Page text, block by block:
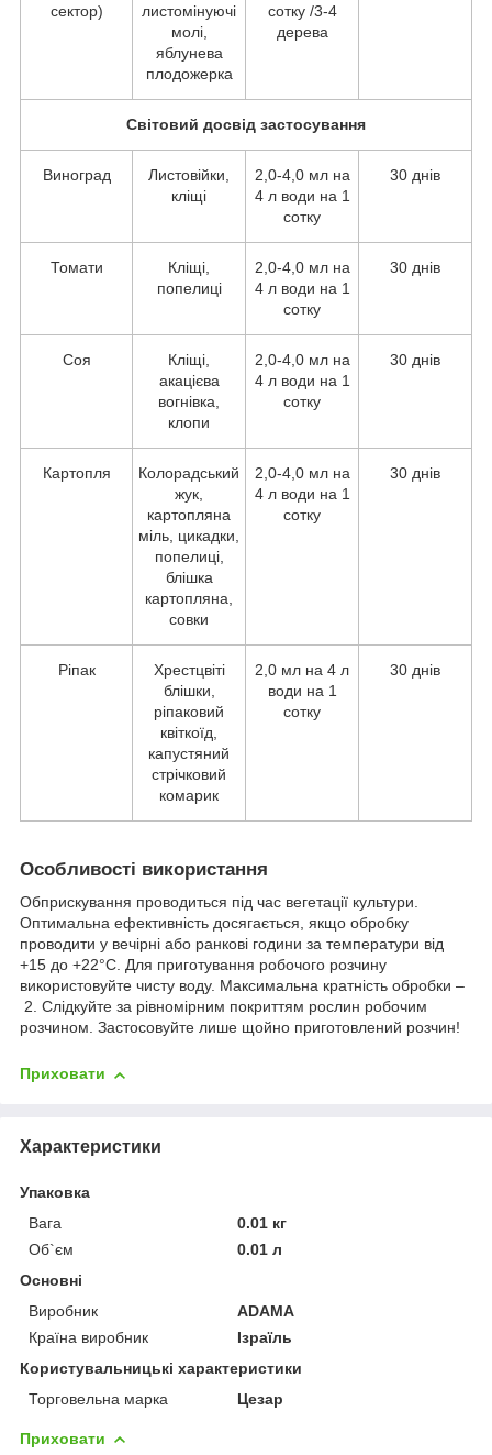
сектор)
листомінуючі
молі,
яблунева
плодожерка
сотку /3-4
дерева
Світовий досвід застосування
Виноград
Листовійки,
кліщі
2,0-4,0 мл на
4 л води на 1
сотку
30 днів
Томати
Кліщі,
попелиці
2,0-4,0 мл на
4 л води на 1
сотку
30 днів
Соя
Кліщі,
акацієва
вогнівка,
клопи
2,0-4,0 мл на
4 л води на 1
сотку
30 днів
Картопля
Колорадський
жук,
картопляна
міль, цикадки,
попелиці,
блішка
картопляна,
совки
2,0-4,0 мл на
4 л води на 1
сотку
30 днів
Ріпак
Хрестцвіті
блішки,
ріпаковий
квіткоїд,
капустяний
стрічковий
комарик
2,0 мл на 4 л
води на 1
сотку
30 днів
Особливості використання
Обприскування проводиться під час вегетації культури.
Оптимальна ефективність досягається, якщо обробку
проводити у вечірні або ранкові години за температури від
+15 до +22°С. Для приготування робочого розчину
використовуйте чисту воду. Максимальна кратність обробки –
2. Слідкуйте за рівномірним покриттям рослин робочим
розчином. Застосовуйте лише щойно приготовлений розчин!
Приховати
Характеристики
Упаковка
Вага
0.01 кг
Об`єм
0.01 л
Основні
Виробник
ADAMA
Країна виробник
Ізраїль
Користувальницькі характеристики
Торговельна марка
Цезар
Приховати